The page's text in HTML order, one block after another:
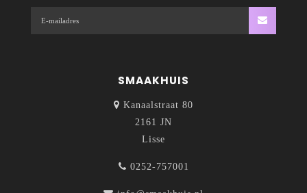
SMAAKHUIS
Kanaalstraat 80
2161 JN
Lisse
0252-757001